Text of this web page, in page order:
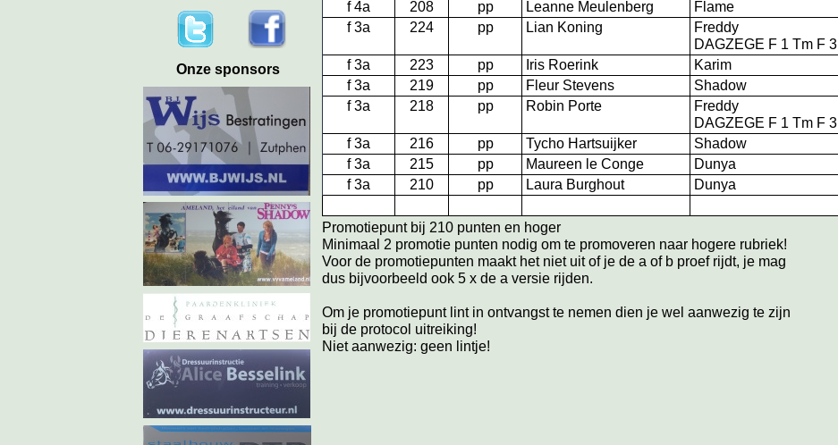
Onze sponsors
f 4a
208 pp Leanne Meulenberg
Flame
f 3a
224 pp Lian Koning
Freddy
DAGZEGE F 1 Tm F 3
f 3a
223 pp Iris Roerink
Karim
f 3a
219 pp Fleur Stevens
Shadow
f 3a
218 pp Robin Porte
Freddy
DAGZEGE F 1 Tm F 3
f 3a
216 pp Tycho Hartsuijker
Shadow
f 3a
215 pp Maureen le Conge
Dunya
f 3a
210 pp Laura Burghout Dunya
Promotiepunt bij 210 punten en hoger
Minimaal 2 promotie punten nodig om te promoveren naar hogere rubriek!
Voor de promotiepunten maakt het niet uit of je de a of b proef rijdt, je mag
dus bijvoorbeeld ook 5 x de a versie rijden.
Om je promotiepunt lint in ontvangst te nemen dien je wel aanwezig te zijn
bij de protocol uitreiking!
Niet aanwezig: geen lintje!